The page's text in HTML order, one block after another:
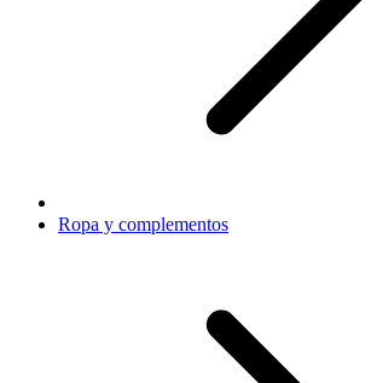
Ropa y complementos